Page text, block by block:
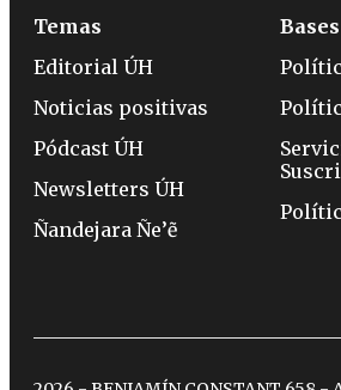
Temas
Editorial ÚH
Noticias positivas
Pódcast ÚH
Newsletters ÚH
Ñandejara Ñe’ẽ